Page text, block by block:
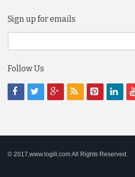
Sign up for emails
Follow Us
© 2017,www.logili.com All Rights Reserved.